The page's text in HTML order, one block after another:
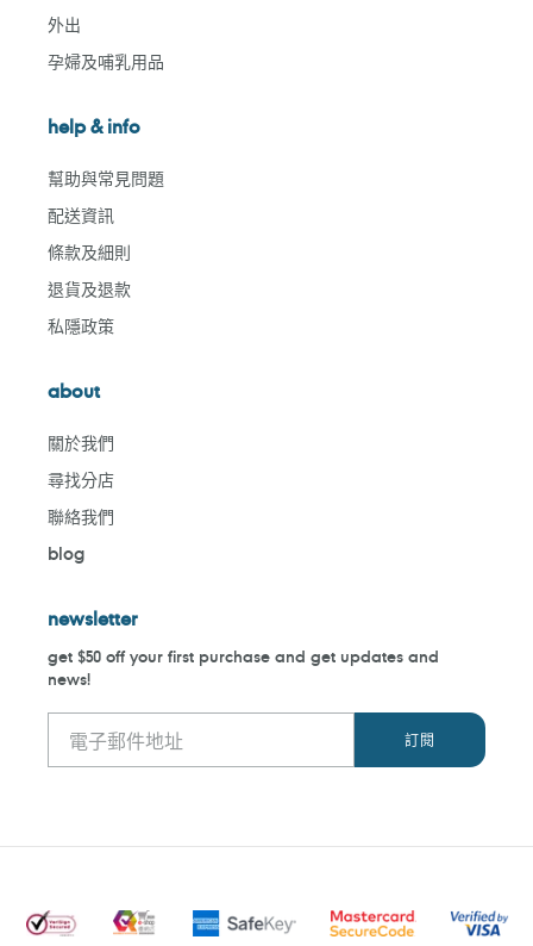
外出
孕婦及哺乳用品
help & info
幫助與常見問題
配送資訊
條款及細則
退貨及退款
私隱政策
about
關於我們
尋找分店
聯絡我們
blog
newsletter
get $50 off your first purchase and get updates and
news!